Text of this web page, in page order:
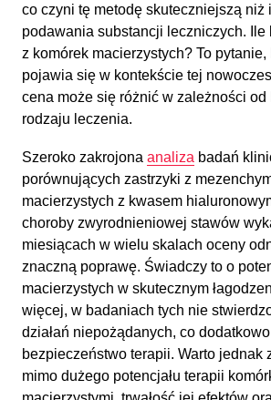
co czyni tę metodę skuteczniejszą niż
podawania substancji leczniczych. Ile
z komórek macierzystych? To pytanie,
pojawia się w kontekście tej
cena może się różnić w zależności od
rodzaju leczenia.
Szeroko zakrojona analiza badań
porównujących zastrzyki z
macierzystych z kwasem
choroby zwyrodnieniowej stawów
miesiącach w wielu skalach oceny
znaczną poprawę. Świadczy to o
macierzystych w skutecznym
więcej, w badaniach tych nie
działań niepożądanych, co
bezpieczeństwo terapii. Warto jednak
mimo dużego potencjału terapii